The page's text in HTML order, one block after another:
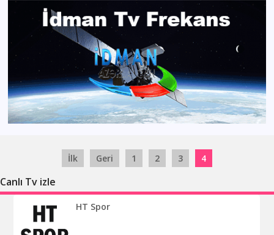
İlk Geri 1 2 3 4
Canlı Tv izle
HT Spor